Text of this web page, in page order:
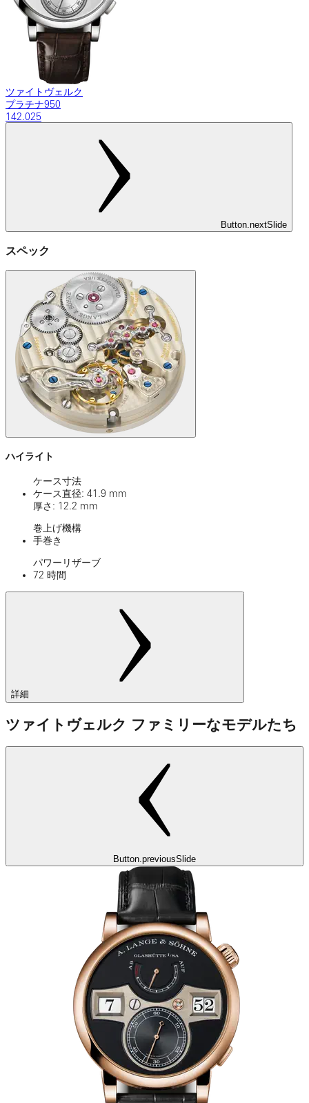
ツァイトヴェルク
プラチナ950
142.025
Button.nextSlide
スペック
ハイライト
ケース寸法
ケース直径: 41.9 mm
厚さ: 12.2 mm
巻上げ機構
手巻き
パワーリザーブ
72 時間
詳細
ツァイトヴェルク ファミリーなモデルたち
Button.previousSlide